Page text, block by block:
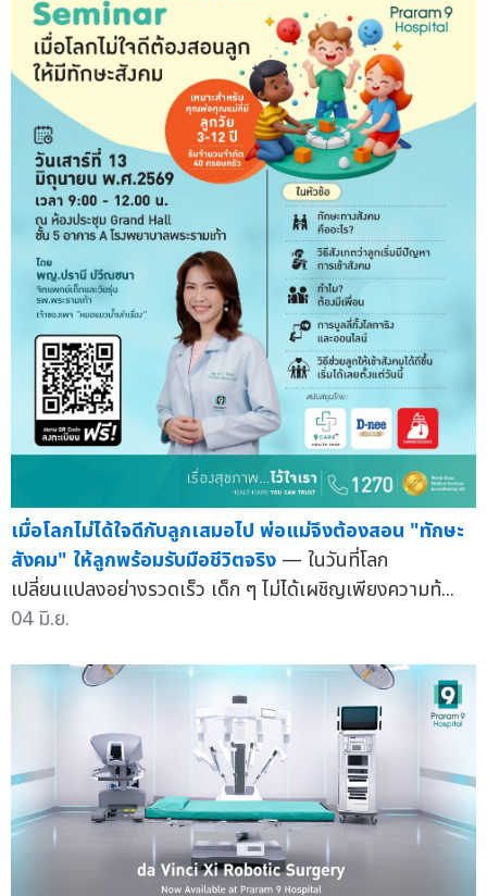
เมื่อโลกไม่ได้ใจดีกับลูกเสมอไป พ่อแม่จึงต้องสอน "ทักษะ
สังคม" ให้ลูกพร้อมรับมือชีวิตจริง — ในวันที่โลก
เปลี่ยนแปลงอย่างรวดเร็ว เด็ก ๆ ไม่ได้เผชิญเพียงความท้...
04 มิ.ย.